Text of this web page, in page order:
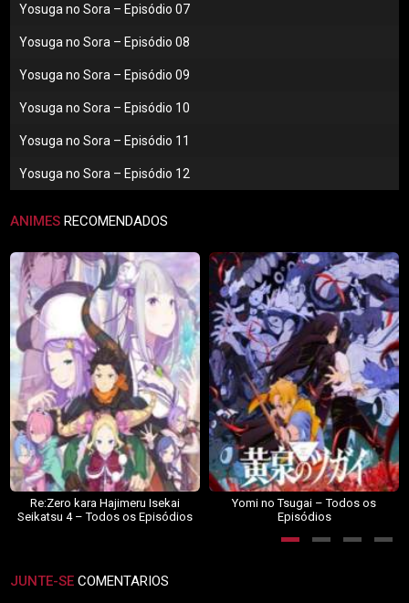
Yosuga no Sora – Episódio 07
Yosuga no Sora – Episódio 08
Yosuga no Sora – Episódio 09
Yosuga no Sora – Episódio 10
Yosuga no Sora – Episódio 11
Yosuga no Sora – Episódio 12
ANIMES RECOMENDADOS
Re:Zero kara Hajimeru Isekai
Seikatsu 4 – Todos os Episódios
Yomi no Tsugai – Todos os
Episódios
JUNTE-SE COMENTARIOS